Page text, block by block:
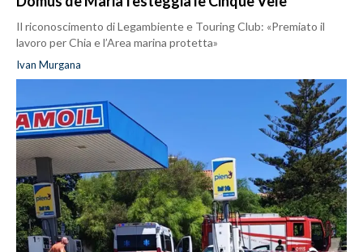
Il riconoscimento di Legambiente e Touring Club: «Premiato il
lavoro per Chia e l’Area marina protetta»
Ivan Murgana